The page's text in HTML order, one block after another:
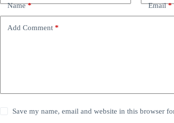
Name* Email*
Add Comment *
Save my name, email and website in this browser